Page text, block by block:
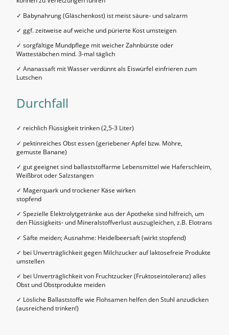
✓ Babynahrung (Gläschenkost) ist meist säure- und salzarm
✓ ggf. zeitweise auf weiche und pürierte Kost umsteigen
✓ sorgfältige Mundpflege mit weicher Zahnbürste oder
Wattestäbchen mind. 3-mal täglich
✓ Ananassaft mit Wasser verdünnt als Eiswürfel einfrieren zum
Lutschen
Durchfall
✓ reichlich Flüssigkeit trinken (2,5-3 Liter)
✓ pektinreiches Obst essen (geriebener Apfel bzw. Möhre,
gemuste Banane)
✓ gut geeignet sind ballaststoffarme Lebensmittel wie Haferschleim,
Weißbrot oder Salzstangen
✓ Magerquark und trockener Käse wirken
stopfend
✓ Spezielle Elektrolytgetränke aus der Apotheke sind hilfreich, um
den Flüssigkeits- und Mineralstoffverlust auszugleichen, z.B. Elotrans
✓ Säfte meiden; Ausnahme: Heidelbeersaft (wirkt stopfend)
✓ bei Unverträglichkeit gegen Milchzucker auf laktosefreie Produkte
umstellen
✓ bei Unverträglichkeit von Fruchtzucker (Fruktoseintoleranz) alles
Obst und Obstprodukte meiden
✓ Lösliche Ballaststoffe wie Flohsamen helfen den Stuhl anzudicken
(ausreichend trinken!)